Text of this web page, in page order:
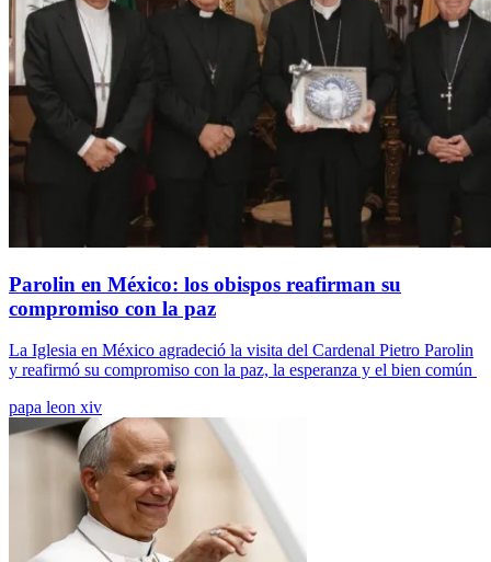
Parolin en México: los obispos reafirman su
compromiso con la paz
La Iglesia en México agradeció la visita del Cardenal Pietro Parolin
y reafirmó su compromiso con la paz, la esperanza y el bien común
papa leon xiv